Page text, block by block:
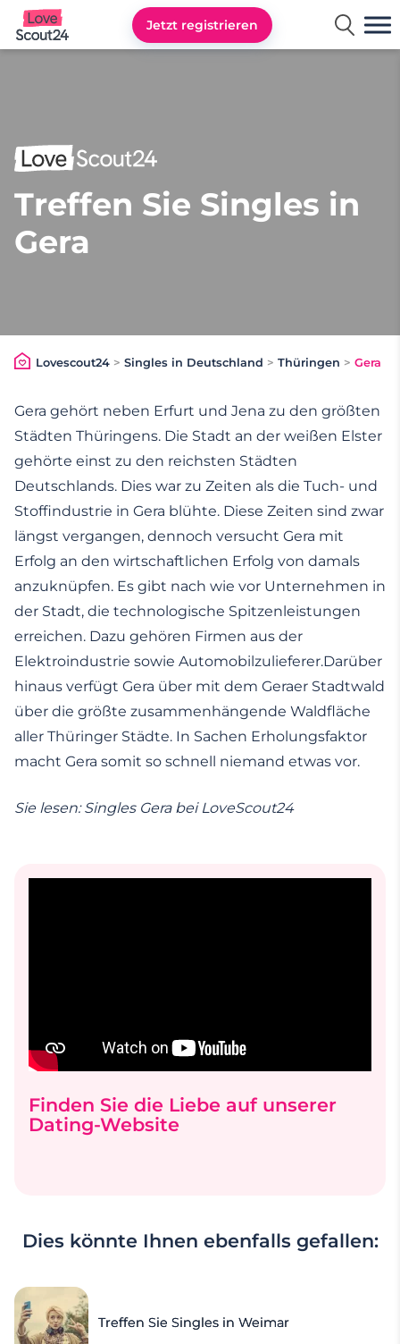
Lovescout24
Jetzt registrieren
Treffen Sie Singles in
Gera
Lovescout24> Singles in Deutschland > Thüringen > Gera
Gera gehört neben Erfurt und Jena zu den größten
Städten Thüringens. Die Stadt an der weißen Elster
gehörte einst zu den reichsten Städten
Deutschlands. Dies war zu Zeiten als die Tuch- und
Stoffindustrie in Gera blühte. Diese Zeiten sind zwar
längst vergangen, dennoch versucht Gera mit
Erfolg an den wirtschaftlichen Erfolg von damals
anzuknüpfen. Es gibt nach wie vor Unternehmen in
der Stadt, die technologische Spitzenleistungen
erreichen. Dazu gehören Firmen aus der
Elektroindustrie sowie Automobilzulieferer.Darüber
hinaus verfügt Gera über mit dem Geraer Stadtwald
über die größte zusammenhängende Waldfläche
aller Thüringer Städte. In Sachen Erholungsfaktor
macht Gera somit so schnell niemand etwas vor.
Sie lesen: Singles Gera bei LoveScout24
Finden Sie die Liebe auf unserer
Dating-Website
Dies könnte Ihnen ebenfalls gefallen:
Treffen Sie Singles in Weimar